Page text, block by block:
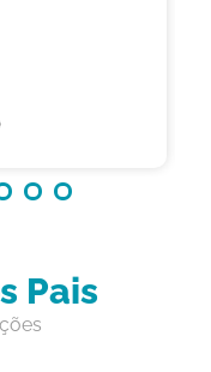
Pais